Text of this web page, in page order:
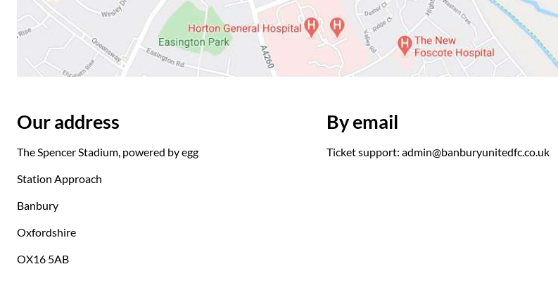
Our address
The Spencer Stadium, powered by egg
Station Approach
Banbury
Oxfordshire
OX16 5AB
By email
Ticket support: admin@banburyunitedfc.co.uk